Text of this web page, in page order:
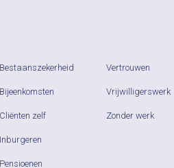
Bestaanszekerheid
Bijeenkomsten
Cliënten zelf
Inburgeren
Pensioenen
Vertrouwen
Vrijwilligerswerk
Zonder werk